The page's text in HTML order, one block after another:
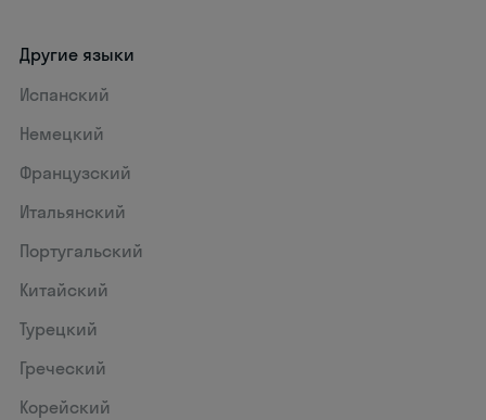
Другие языки
Испанский
Немецкий
Французский
Итальянский
Португальский
Китайский
Турецкий
Греческий
Корейский